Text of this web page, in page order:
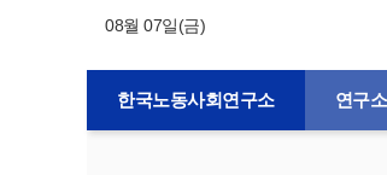
08월 07일(금)
한국노동사회연구소 연구